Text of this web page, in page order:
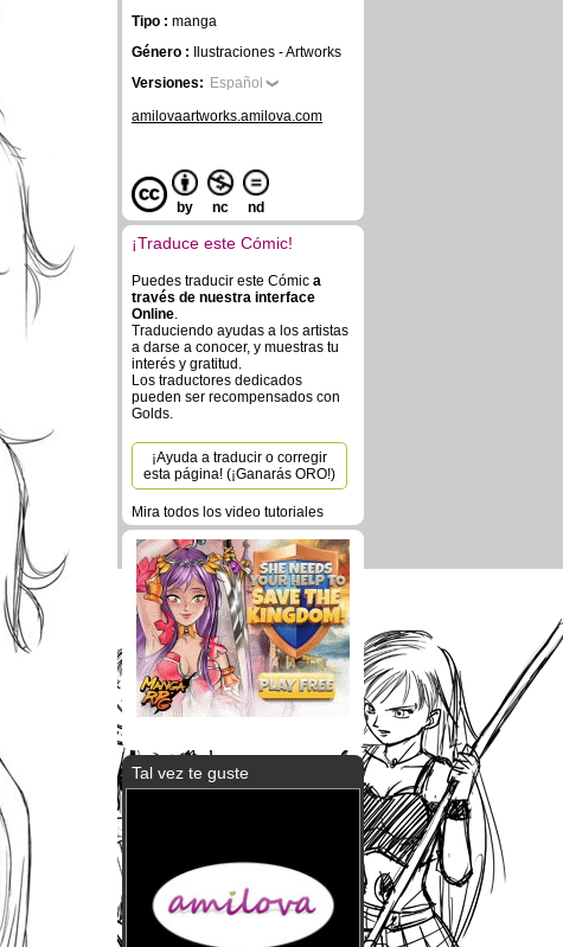
Tipo : manga
Género :
Ilustraciones - Artworks
Versiones: Español
amilovaartworks.amilova.com
by nc nd
¡Traduce este Cómic!
Puedes traducir este Cómic a
través de nuestra interface
Online.
Traduciendo ayudas a los artistas
a darse a conocer, y muestras tu
interés y gratitud.
Los traductores dedicados
pueden ser recompensados con
Golds.
¡Ayuda a traducir o corregir
esta página! (¡Ganarás ORO!)
Mira todos los video tutoriales
Tal vez te guste